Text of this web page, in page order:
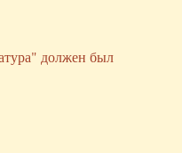
должен был